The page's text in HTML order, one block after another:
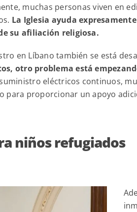
muchas personas viven en
La Iglesia ayuda
su afiliación religiosa.
en Líbano también se está
otro problema está
eléctricos continuos,
para proporcionar un apoyo
niños refugiados